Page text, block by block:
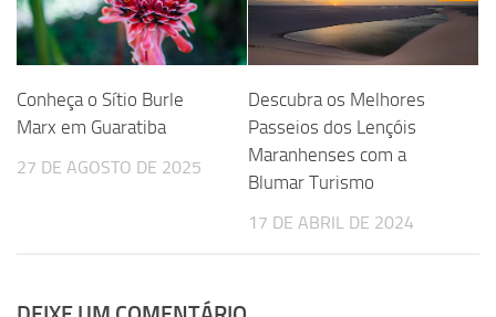
Conheça o Sítio Burle
Marx em Guaratiba
27 DE AGOSTO DE 2025
Descubra os Melhores
Passeios dos Lençóis
Maranhenses com a
Blumar Turismo
17 DE ABRIL DE 2024